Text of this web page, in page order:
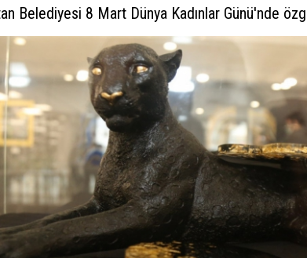
Belediyesi 8 Mart Dünya Kadınlar Günü'nde